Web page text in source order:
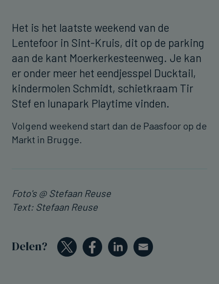
Het is het laatste weekend van de
Lentefoor in Sint-Kruis, dit op de parking
aan de kant Moerkerkesteenweg. Je kan
er onder meer het eendjesspel Ducktail,
kindermolen Schmidt, schietkraam Tir
Stef en lunapark Playtime vinden.
Volgend weekend start dan de Paasfoor op de
Markt in Brugge.
Foto's @ Stefaan Reuse
Text: Stefaan Reuse
Delen?